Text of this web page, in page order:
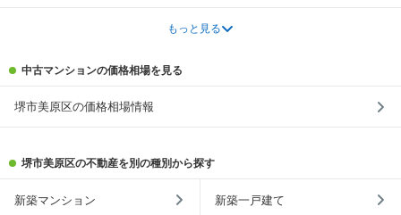
もっと見る
中古マンションの価格相場を見る
堺市美原区の価格相場情報
堺市美原区の不動産を別の種別から探す
新築マンション 新築一戸建て